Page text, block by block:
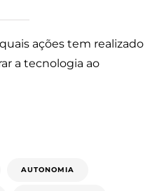
ações tem realizado
a tecnologia ao
AUTONOMIA